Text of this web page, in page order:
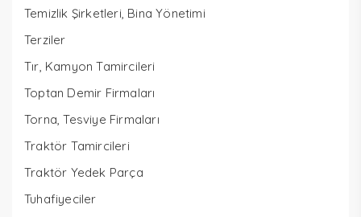
Temizlik Şirketleri, Bina Yönetimi
Terziler
Tır, Kamyon Tamircileri
Toptan Demir Firmaları
Torna, Tesviye Firmaları
Traktör Tamircileri
Traktör Yedek Parça
Tuhafiyeciler